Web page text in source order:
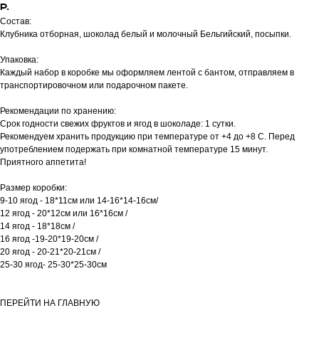
р.
Состав:
Клубника отборная, шоколад белый и молочный Бельгийский, посыпки.
Упаковка:
Каждый набор в коробке мы оформляем лентой с бантом, отправляем в
транспортировочном или подарочном пакете.
Рекомендации по хранению:
Срок годности свежих фруктов и ягод в шоколаде: 1 сутки.
Рекомендуем хранить продукцию при температуре от +4 до +8 С. Перед
употреблением подержать при комнатной температуре 15 минут.
​Приятного аппетита!
Размер коробки:
9-10 ягод - 18*11см или 14-16*14-16см/
12 ягод - 20*12см или 16*16см /
14 ягод - 18*18см /
16 ягод -19-20*19-20см /
20 ягод - 20-21*20-21см /
25-30 ягод- 25-30*25-30см
ПЕРЕЙТИ НА ГЛАВНУЮ